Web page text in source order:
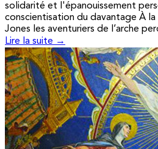
solidarité et l'épanouissement
conscientisation du davantage À
Jones les aventuriers de l’arche
Lire la suite →